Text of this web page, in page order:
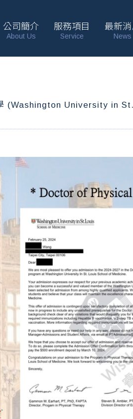
公司簡介
About Us
服務項目
Service
最新消
News
(Washington University in